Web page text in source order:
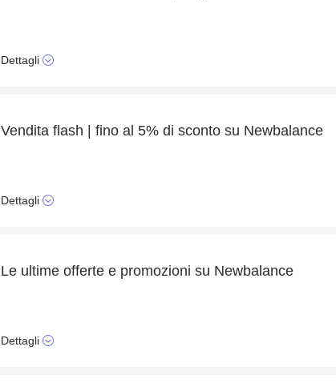
Dettagli
Vendita flash | fino al 5% di sconto su Newbalance
Dettagli
Le ultime offerte e promozioni su Newbalance
Dettagli